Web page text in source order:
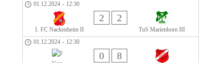
01.12.2024 - 12:30
1. FC Nackenheim II
2 2
TuS Marienborn III
01.12.2024 - 12:30
0 8